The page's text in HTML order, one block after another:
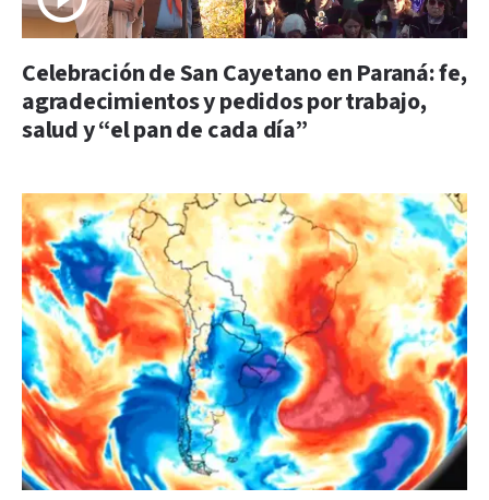
Celebración de San Cayetano en Paraná: fe,
agradecimientos y pedidos por trabajo,
salud y “el pan de cada día”